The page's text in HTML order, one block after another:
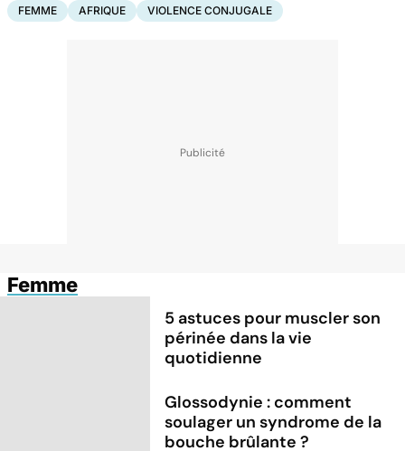
FEMME AFRIQUE VIOLENCE CONJUGALE
Femme
5 astuces pour muscler son
périnée dans la vie
quotidienne
Glossodynie : comment
soulager un syndrome de la
bouche brûlante ?